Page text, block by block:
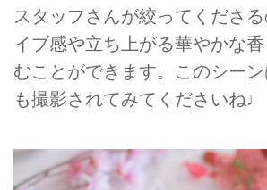
スタッフさんが絞ってくださ
イブ感や立ち上がる華やかな
むことができます。このシー
も撮影されてみてくださいね♩